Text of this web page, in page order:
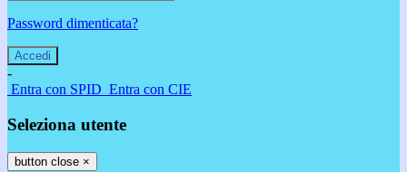
Password dimenticata?
-
Entra con SPID Entra con CIE
Seleziona utente
button close ×